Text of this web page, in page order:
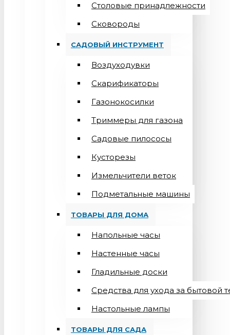
Столовые принадлежности
Сковороды
САДОВЫЙ ИНСТРУМЕНТ
Воздуходувки
Скарификаторы
Газонокосилки
Триммеры для газона
Садовые пилососы
Кусторезы
Измельчители веток
Подметальные машины
ТОВАРЫ ДЛЯ ДОМА
Напольные часы
Настенные часы
Гладильные доски
Средства для ухода за бытовой
Настольные лампы
ТОВАРЫ ДЛЯ САДА